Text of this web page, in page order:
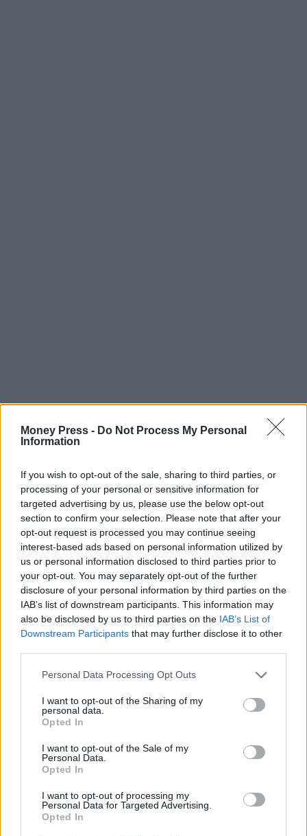
Money Press - Do Not Process My Personal
Information
If you wish to opt-out of the sale, sharing to third parties, or
processing of your personal or sensitive information for
targeted advertising by us, please use the below opt-out
section to confirm your selection. Please note that after your
opt-out request is processed you may continue seeing
interest-based ads based on personal information utilized by
us or personal information disclosed to third parties prior to
your opt-out. You may separately opt-out of the further
disclosure of your personal information by third parties on the
IAB’s list of downstream participants. This information may
also be disclosed by us to third parties on the IAB’s List of
Downstream Participants that may further disclose it to other
Personal Data Processing Opt Outs
I want to opt-out of the Sharing of my
personal data.
Opted In
I want to opt-out of the Sale of my
Personal Data.
Opted In
I want to opt-out of processing my
Personal Data for Targeted Advertising.
Opted In